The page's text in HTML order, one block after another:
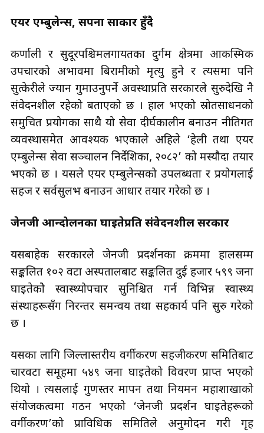
एयर एम्बुलेन्स, सपना साकार हुँदै
कर्णाली र सुदूरपश्चिमलगायतका दुर्गम क्षेत्रमा आकस्मिक
उपचारको अभावमा बिरामीको मृत्यु हुने र त्यसमा पनि
सुत्केरीले ज्यान गुमाउनुपर्ने अवस्थाप्रति सरकारले सुरुदेखि नै
संवेदनशील रहेको बताएको छ । हाल भएको स्रोतसाधनको
समुचित प्रयोगका साथै यो सेवा दीर्घकालीन बनाउन नीतिगत
व्यवस्थासमेत आवश्यक भएकाले अहिले ‘हेली तथा एयर
एम्बुलेन्स सेवा सञ्चालन निर्देशिका, २०८२’ को मस्यौदा तयार
भएको छ । यसले एयर एम्बुलेन्सको उपलब्धता र प्रयोगलाई
सहज र सर्वसुलभ बनाउन आधार तयार गरेको छ ।
जेनजी आन्दोलनका घाइतेप्रति संवेदनशील सरकार
यसबाहेक सरकारले जेनजी प्रदर्शनका क्रममा हालसम्म
सङ्कलित १०२ वटा अस्पतालबाट सङ्कलित दुई हजार ५९९ जना
घाइतेकोे स्वास्थ्योपचार सुनिश्चित गर्न विभिन्न स्वास्थ्य
संस्थाहरूसँग निरन्तर समन्वय तथा सहकार्य पनि सुरु गरेको
छ ।
यसका लागि जिल्लास्तरीय वर्गीकरण सहजीकरण समितिबाट
चारवटा समूहमा ५४९ जना घाइतेको विवरण प्राप्त भएको
थियो । त्यसलाई गुणस्तर मापन तथा नियमन महाशाखाको
संयोजकत्वमा गठन भएको ‘जेनजी प्रदर्शन घाइतेहरूको
वर्गीकरण’को प्राविधिक समितिले अनुमोदन गरी गृह